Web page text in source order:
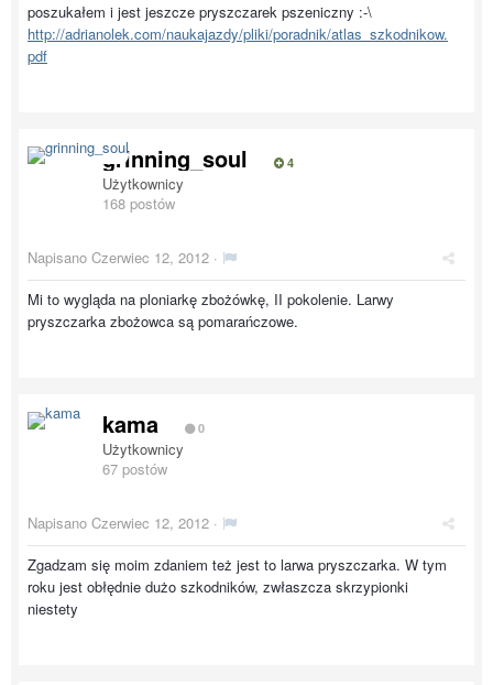
poszukałem i jest jeszcze pryszczarek pszeniczny :-\
http://adrianolek.com/naukajazdy/pliki/poradnik/atlas_szkodnikow.
pdf
grinning_soul 4
Użytkownicy
168 postów
Napisano Czerwiec 12, 2012 ·
Mi to wygląda na ploniarkę zbożówkę, II pokolenie. Larwy
pryszczarka zbożowca są pomarańczowe.
kama 0
Użytkownicy
67 postów
Napisano Czerwiec 12, 2012 ·
Zgadzam się moim zdaniem też jest to larwa pryszczarka. W tym
roku jest obłędnie dużo szkodników, zwłaszcza skrzypionki
niestety